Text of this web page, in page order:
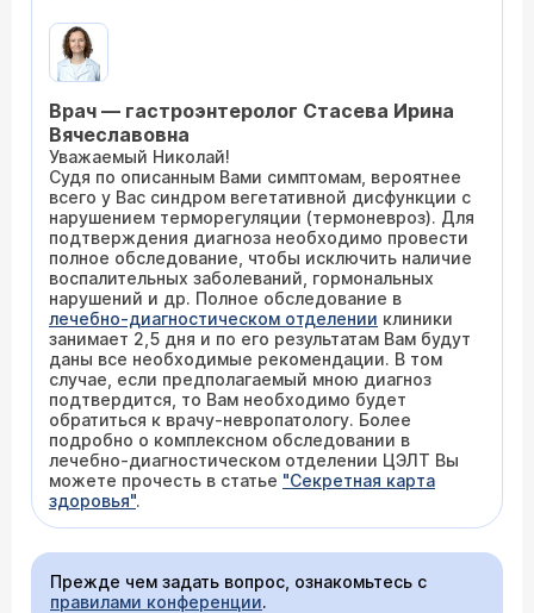
Врач — гастроэнтеролог Стасева Ирина
Вячеславовна
Уважаемый Николай!
Судя по описанным Вами симптомам, вероятнее
всего у Вас синдром вегетативной дисфункции с
нарушением терморегуляции (термоневроз). Для
подтверждения диагноза необходимо провести
полное обследование, чтобы исключить наличие
воспалительных заболеваний, гормональных
нарушений и др. Полное обследование в
лечебно-диагностическом отделении клиники
занимает 2,5 дня и по его результатам Вам будут
даны все необходимые рекомендации. В том
случае, если предполагаемый мною диагноз
подтвердится, то Вам необходимо будет
обратиться к врачу-невропатологу. Более
подробно о комплексном обследовании в
лечебно-диагностическом отделении ЦЭЛТ Вы
можете прочесть в статье "Секретная карта
здоровья".
Прежде чем задать вопрос, ознакомьтесь с
правилами конференции.